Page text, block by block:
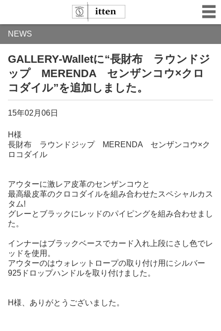
NEWS
GALLERY-Walletに“長財布 ラウンドジ
ップ MERENDA センザンコウ×クロ
コダイル”を追加しました。
15年02月06日
H様
長財布 ラウンドジップ MERENDA センザンコウ×ク
ロコダイル
アウターに激レア皮革のセンザンコウと
最高級皮革のクロコダイルを組み合わせたスペシャルカス
タム!
グレーとブラックにレッドのパイピングを組み合わせまし
た。
インナーはブラックベースでカード入れ上段にさし色でレ
ッドを使用。
アウターのはウォレットロープの取り付け用にシルバー
925ドロップハンドルを取り付けました。
H様、ありがとうございました。